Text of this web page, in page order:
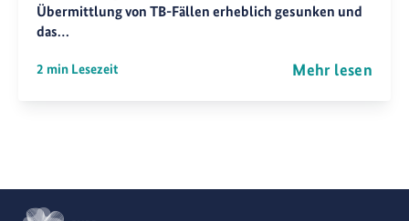
Übermittlung von TB-Fällen erheblich gesunken und
das…
2 min Lesezeit Mehr lesen